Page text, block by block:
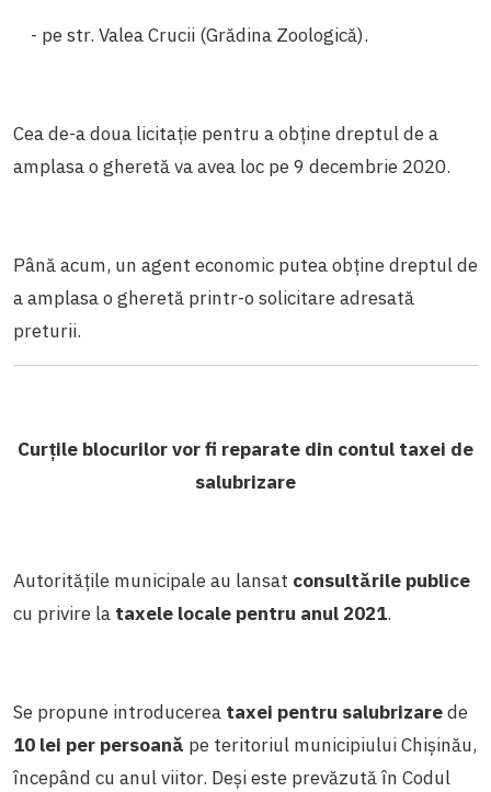
- pe str. Valea Crucii (Grădina Zoologică).
Cea de-a doua licitație pentru a obține dreptul de a
amplasa o gheretă va avea loc pe 9 decembrie 2020.
Până acum, un agent economic putea obține dreptul de
a amplasa o gheretă printr-o solicitare adresată
preturii.
Curțile blocurilor vor fi reparate din contul taxei de
salubrizare
Autoritățile municipale au lansat consultările publice
cu privire la taxele locale pentru anul 2021.
Se propune introducerea taxei pentru salubrizarede
10 lei per persoană pe teritoriul municipiului Chișinău,
începând cu anul viitor. Deși este prevăzută în Codul